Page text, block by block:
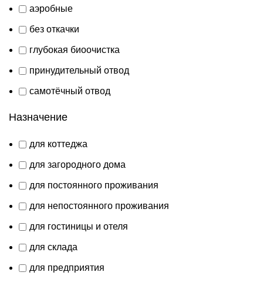
аэробные
без откачки
глубокая биоочистка
принудительный отвод
самотёчный отвод
Назначение
для коттеджа
для загородного дома
для постоянного проживания
для непостоянного проживания
для гостиницы и отеля
для склада
для предприятия